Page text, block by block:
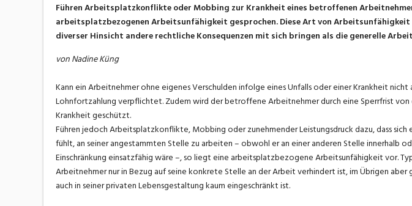
Führen Arbeitsplatzkonflikte oder Mobbing zur Krankheit eines betroffenen
arbeitsplatzbezogenen Arbeitsunfähigkeit gesprochen. Diese Art von
diverser Hinsicht andere rechtliche Konsequenzen mit sich bringen als die generelle
von Nadine Küng
Kann ein Arbeitnehmer ohne eigenes Verschulden infolge eines Unfalls oder einer Krankheit
Lohnfortzahlung verpflichtet. Zudem wird der betroffene Arbeitnehmer durch eine Sperrfrist von
Krankheit geschützt.
Führen jedoch Arbeitsplatzkonflikte, Mobbing oder zunehmender Leistungsdruck dazu, dass sich
fühlt, an seiner angestammten Stelle zu arbeiten – obwohl er an einer anderen Stelle innerhalb
Einschränkung einsatzfähig wäre –, so liegt eine arbeitsplatzbezogene Arbeitsunfähigkeit vor.
Arbeitnehmer nur in Bezug auf seine konkrete Stelle an der Arbeit verhindert ist, im Übrigen aber
auch in seiner privaten Lebensgestaltung kaum eingeschränkt ist.